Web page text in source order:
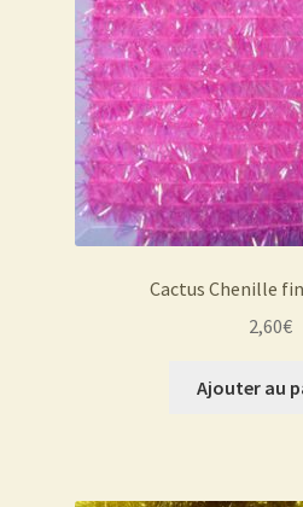
Cactus Chenille
2,60€
Ajouter au